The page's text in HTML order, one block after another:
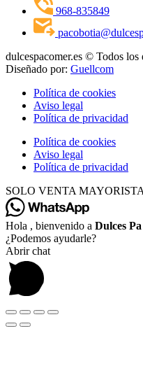
968-835849
dulcespacomer.es © Todos los
Diseñado por: Guellcom
Política de cookies
Aviso legal
Política de privacidad
Política de cookies
Aviso legal
Política de privacidad
SOLO VENTA
Hola , bienvenido a Dulces
¿Podemos ayudarle?
Abrir chat